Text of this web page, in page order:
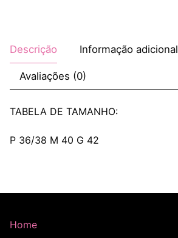
Descrição Informação adicional
Avaliações (0)
TABELA DE TAMANHO:
P 36/38 M 40 G 42
Home